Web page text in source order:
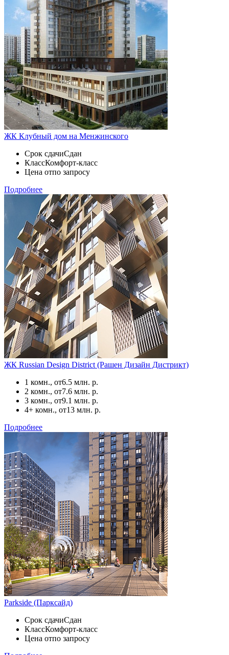
ЖК Клубный дом на Менжинского
Срок сдачиСдан
КлассКомфорт-класс
Цена отпо запросу
Подробнее
ЖК Russian Design District (Рашен Дизайн Дистрикт)
1 комн., от6.5 млн. р.
2 комн., от7.6 млн. р.
3 комн., от9.1 млн. р.
4+ комн., от13 млн. р.
Подробнее
Parkside (Парксайд)
Срок сдачиСдан
КлассКомфорт-класс
Цена отпо запросу